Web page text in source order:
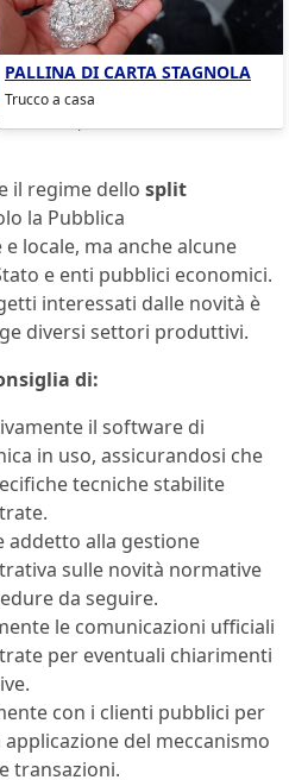
subito perché adesso è
il regime dello split
la Pubblica
locale, ma anche alcune
e enti pubblici economici.
interessati dalle novità è
diversi settori produttivi.
di:
il software di
in uso, assicurandosi che
tecniche stabilite
addetto alla gestione
sulle novità normative
da seguire.
le comunicazioni ufficiali
per eventuali chiarimenti
con i clienti pubblici per
del meccanismo
transazioni.
PALLINA DI CARTA STAGNOLA
Trucco a casa